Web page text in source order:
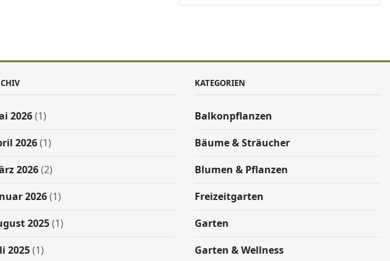
2026(1)
2026(1)
2026(2)
2026(1)
2025(1)
2025(1)
KATEGORIEN
Balkonpflanzen
Bäume & Sträucher
Blumen & Pflanzen
Freizeitgarten
Garten
Garten & Wellness